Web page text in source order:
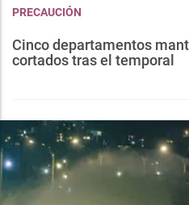
PRECAUCIÓN
Cinco departamentos
cortados tras el temporal